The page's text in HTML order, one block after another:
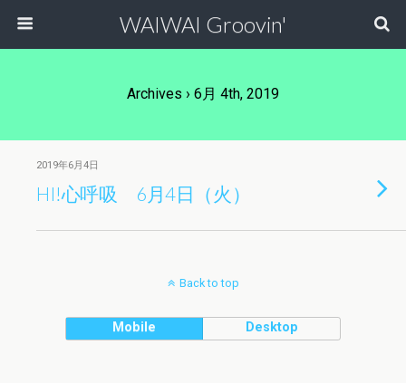
WAIWAI Groovin'
Archives › 6月 4th, 2019
2019年6月4日
HI!心呼吸 6月4日（火）
Back to top
Mobile Desktop